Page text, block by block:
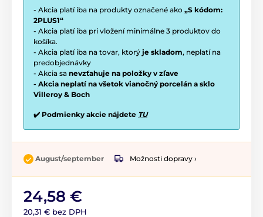
- Akcia platí iba na produkty označené ako „S kódom:
2PLUS1“
- Akcia platí iba pri vložení minimálne 3 produktov do
košíka.
- Akcia platí iba na tovar, ktorý je skladom, neplatí na
predobjednávky
- Akcia sa nevzťahuje na položky v zľave
- Akcia neplatí na všetok vianočný porcelán a sklo
Villeroy & Boch
✔️ Podmienky akcie nájdete TU
August/september Možnosti dopravy ›
24,58 €
20,31 € bez DPH